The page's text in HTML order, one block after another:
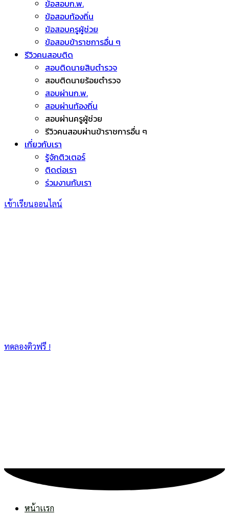
ข้อสอบก.พ.
ข้อสอบท้องถิ่น
ข้อสอบครูผู้ช่วย
ข้อสอบข้าราชการอื่น ๆ
รีวิวคนสอบติด
สอบติดนายสิบตำรวจ
สอบติดนายร้อยตำรวจ
สอบผ่านก.พ.
สอบผ่านท้องถิ่น
สอบผ่านครูผู้ช่วย
รีวิวคนสอบผ่านข้าราชการอื่น ๆ
เกี่ยวกับเรา
รู้จักติวเตอร์
ติดต่อเรา
ร่วมงานกับเรา
เข้าเรียนออนไลน์
ทดลองติวฟรี !
หน้าเเรก